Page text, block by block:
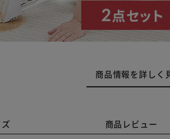
商品情報を詳しく
商品レビュー